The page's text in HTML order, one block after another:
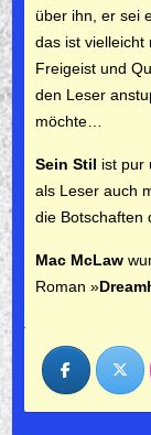
über ihn, er sei
das ist
Freigeist und
den Leser
möchte…
Sein Stil ist pur
als Leser auch
die Botschaften
Mac McLaw
Roman »